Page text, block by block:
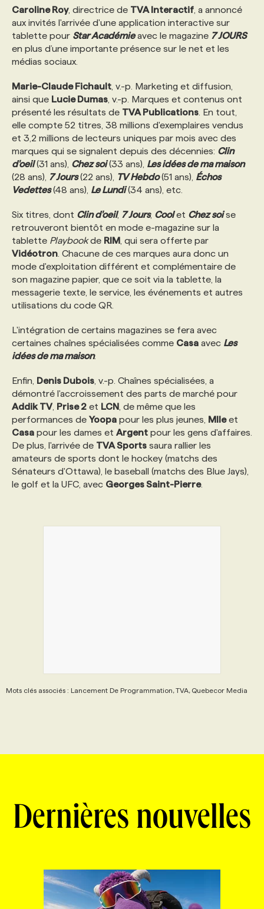
Caroline Roy, directrice de TVA Interactif , a annoncé
aux invités l'arrivée d'une application interactive sur
tablette pour Star Académieavec le magazine 7 JOURS
en plus d’une importante présence sur le net et les
médias sociaux.
Marie-Claude Fichault , v.-p. Marketing et diffusion,
ainsi que Lucie Dumas , v.-p. Marques et contenus ont
présenté les résultats de TVA Publications . En tout,
elle compte 52 titres, 38 millions d'exemplaires vendus
et 3,2 millions de lecteurs uniques par mois avec des
marques qui se signalent depuis des décennies: Clin
d'oeil(31 ans), Chez soi(33 ans), Les idées de ma maison
(28 ans), 7 Jours(22 ans), TV Hebdo(51 ans), Échos
Vedettes(48 ans), Le Lundi(34 ans), etc.
Six titres, dont Clin d'oeil, 7 Jours, Coolet Chez soise
retrouveront bientôt en mode e-magazine sur la
tablette Playbookde RIM , qui sera offerte par
Vidéotron . Chacune de ces marques aura donc un
mode d'exploitation différent et complémentaire de
son magazine papier, que ce soit via la tablette, la
messagerie texte, le service, les événements et autres
utilisations du code QR.
L'intégration de certains magazines se fera avec
certaines chaînes spécialisées comme Casa avec Les
idées de ma maison.
Enfin, Denis Dubois , v.-p. Chaînes spécialisées, a
démontré l'accroissement des parts de marché pour
Addik TV, Prise 2 et LCN , de même que les
performances de Yoopa pour les plus jeunes, Mlleet
Casa pour les dames et Argent pour les gens d'affaires.
De plus, l'arrivée de TVA Sports saura rallier les
amateurs de sports dont le hockey (matchs des
Sénateurs d'Ottawa), le baseball (matchs des Blue Jays),
le golf et la UFC, avec Georges Saint-Pierre.
Mots clés associés : Lancement De Programmation, TVA, Quebecor Media
Dernières nouvelles